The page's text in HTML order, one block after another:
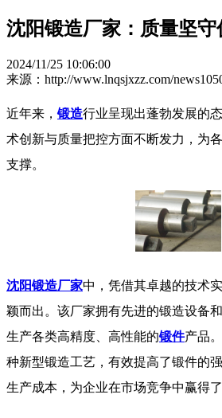
沈阳锻造厂家：质量坚守
2024/11/25 10:06:00
来源：http://www.lnqsjxzz.com/
近年来， 锻造行业呈现出蓬勃发展的
术创新与质量把控方面不断发力，为
支撑。
沈阳锻造厂家中，凭借其卓越的技术
颖而出。该厂家拥有先进的锻造设备
生产各类高精度、高性能的锻件产品
种新型锻造工艺，有效提高了锻件的
生产成本，为企业在市场竞争中赢得了